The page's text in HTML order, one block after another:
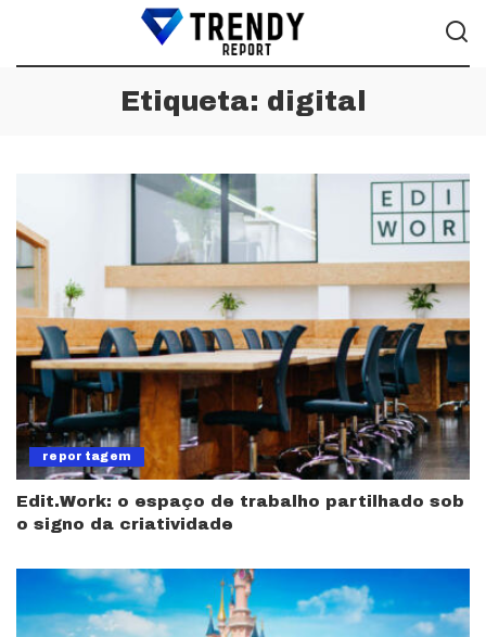
Etiqueta: digital
reportagem
Edit.Work: o espaço de trabalho partilhado sob
o signo da criatividade